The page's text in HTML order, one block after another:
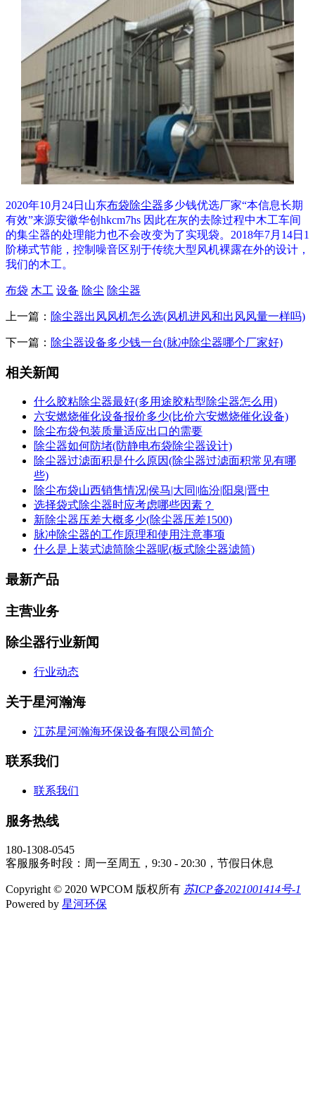
2020年10月24日山东布袋除尘器多少钱优选厂家“本信息长期
有效”来源安徽华创hkcm7hs 因此在灰的去除过程中木工车间
的集尘器的处理能力也不会改变为了实现袋。2018年7月14日1
阶梯式节能，控制噪音区别于传统大型风机裸露在外的设计，
我们的木工。
布袋 木工 设备 除尘 除尘器
上一篇： 除尘器出风风机怎么选(风机进风和出风风量一样吗)
下一篇： 除尘器设备多少钱一台(脉冲除尘器哪个厂家好)
相关新闻
什么胶粘除尘器最好(多用途胶粘型除尘器怎么用)
六安燃烧催化设备报价多少(比价六安燃烧催化设备)
除尘布袋包装质量适应出口的需要
除尘器如何防堵(防静电布袋除尘器设计)
除尘器过滤面积是什么原因(除尘器过滤面积常见有哪
些)
除尘布袋山西销售情况|侯马|大同|临汾|阳泉|晋中
选择袋式除尘器时应考虑哪些因素？
新除尘器压差大概多少(除尘器压差1500)
脉冲除尘器的工作原理和使用注意事项
什么是上装式滤筒除尘器呢(板式除尘器滤筒)
最新产品
主营业务
除尘器行业新闻
行业动态
关于星河瀚海
江苏星河瀚海环保设备有限公司简介
联系我们
联系我们
服务热线
180-1308-0545
客服服务时段：周一至周五，9:30 - 20:30，节假日休息
Copyright © 2020 WPCOM 版权所有 苏ICP备2021001414号-1
Powered by 星河环保